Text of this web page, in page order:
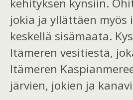
kehityksen kynsiin.
jokia ja yllättäen myös
keskellä sisämaata.
Itämeren vesitiestä,
Itämeren
järvien, jokien ja